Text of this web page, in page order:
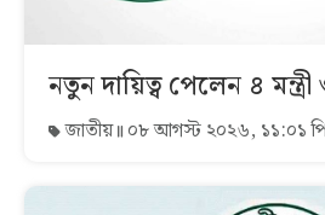
নতুন দায়িত্ব পেলেন ৪ মন্ত্রী
জাতীয় ০৮ আগস্ট ২০২৬, ১১:০১